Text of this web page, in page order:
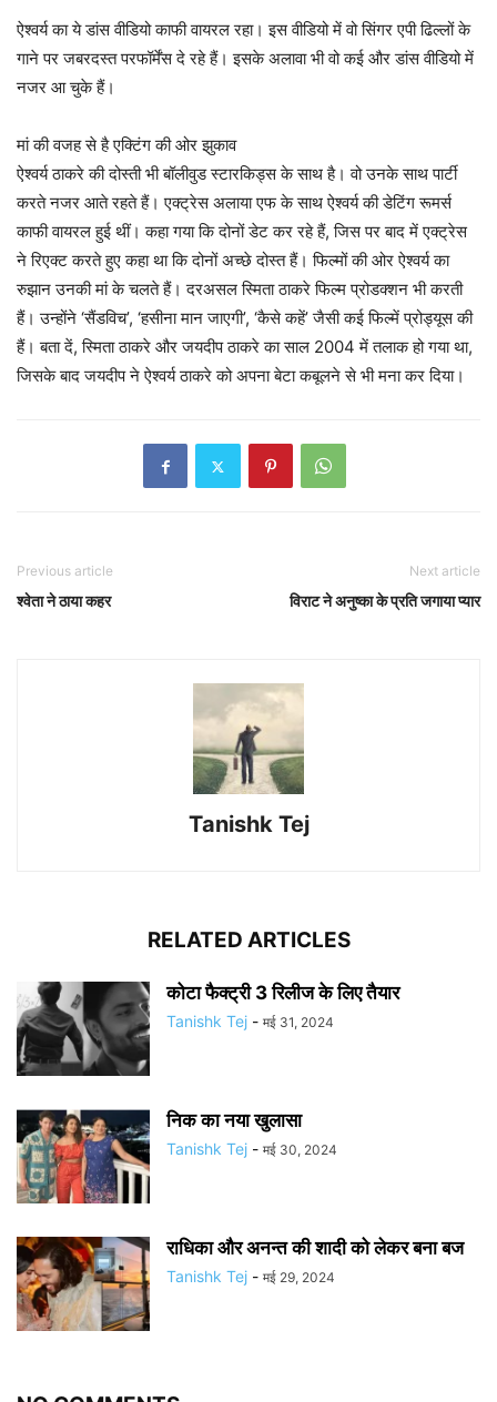
ऐश्वर्य का ये डांस वीडियो काफी वायरल रहा। इस वीडियो में वो सिंगर एपी ढिल्लों के
गाने पर जबरदस्त परफॉर्मेंस दे रहे हैं। इसके अलावा भी वो कई और डांस वीडियो में
नजर आ चुके हैं।
मां की वजह से है एक्टिंग की ओर झुकाव
ऐश्वर्य ठाकरे की दोस्ती भी बॉलीवुड स्टारकिड्स के साथ है। वो उनके साथ पार्टी
करते नजर आते रहते हैं। एक्ट्रेस अलाया एफ के साथ ऐश्वर्य की डेटिंग रूमर्स
काफी वायरल हुई थीं। कहा गया कि दोनों डेट कर रहे हैं, जिस पर बाद में एक्ट्रेस
ने रिएक्ट करते हुए कहा था कि दोनों अच्छे दोस्त हैं। फिल्मों की ओर ऐश्वर्य का
रुझान उनकी मां के चलते हैं। दरअसल स्मिता ठाकरे फिल्म प्रोडक्शन भी करती
हैं। उन्होंने ‘सैंडविच’, ‘हसीना मान जाएगी’, ‘कैसे कहें’ जैसी कई फिल्में प्रोड्यूस की
हैं। बता दें, स्मिता ठाकरे और जयदीप ठाकरे का साल 2004 में तलाक हो गया था,
जिसके बाद जयदीप ने ऐश्वर्य ठाकरे को अपना बेटा कबूलने से भी मना कर दिया।
Previous article
श्वेता ने ठाया कहर
Next article
विराट ने अनुष्का के प्रति जगाया प्यार
Tanishk Tej
RELATED ARTICLES
कोटा फैक्ट्री 3 रिलीज के लिए तैयार
Tanishk Tej - मई 31, 2024
निक का नया खुलासा
Tanishk Tej - मई 30, 2024
राधिका और अनन्त की शादी को लेकर बना बज
Tanishk Tej - मई 29, 2024